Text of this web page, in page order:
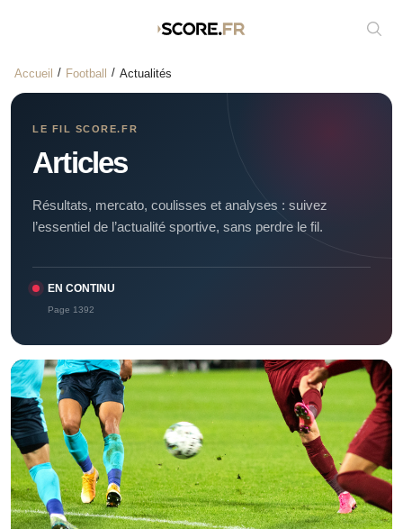
Accueil Football Actualités
LE FIL SCORE.FR
Articles
Résultats, mercato, coulisses et analyses : suivez
l’essentiel de l’actualité sportive, sans perdre le fil.
EN CONTINU
Page 1392